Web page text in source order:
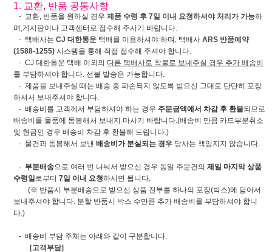
1. 교환, 반품 공통사항
- 교환, 반품을 원하실 경우 제품 수령 후 7일 이내 요청하셔야 처리가 가능하
며,게시판이나 고객센터로 접수해 주시기 바랍니다.
- 택배사는 CJ 대한통운 택배를 이용하셔야 하며, 택배사 ARS 반품예약
(1588-1255) 시스템을 통해 직접 접수해 주셔야 합니다.
- CJ 대한통운 택배 이외의 다른 택배사로 착불로 보내주실 경우 추가 배송비
를 부담하셔야 합니다. 선불 발송은 가능합니다.
- 제품을 보내주실 때는 배송 중 파손되지 않도록 받으신 그대로 단단히 포장
하셔서 보내주셔야 합니다.
- 배송비를 고객께서 부담하셔야 하는 경우 주문금액에서 차감 후 환불되므로
배송비를 물품에 동봉해서 보내지 마시기 바랍니다.(배송비 만큼 카드부분취소
및 현금인 경우 배송비 차감 후 환불해 드립니다.)
- 물건과 동봉해서 보낸 배송비가 분실되는 경우 당사는 책임지지 않습니다.
- 부분배송으로 여러 번 나눠서 받으신 경우 동일 주문건의 제일 마지막 상품
수령일로부터 7일 이내 요청하시면 됩니다.
(※ 반품시 부분배송으로 받으신 상품 전부를 하나의 포장(박스)에 담아서
보내주셔야 합니다. 분할 반품시 박스 수만큼 추가 배송비를 부담하셔야 합니
다.)
- 배송비 부담 주체는 아래와 같이 구분합니다.
[고객부담]